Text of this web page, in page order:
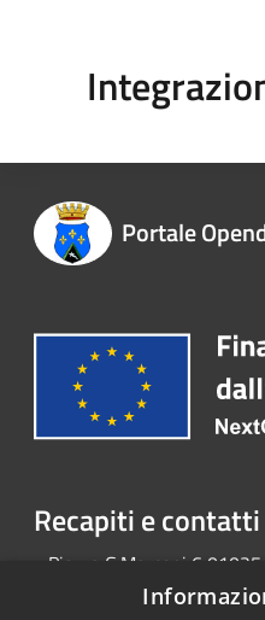
Portale
Recapiti e contatti
Piazza G.Marconi 6
0763 798002